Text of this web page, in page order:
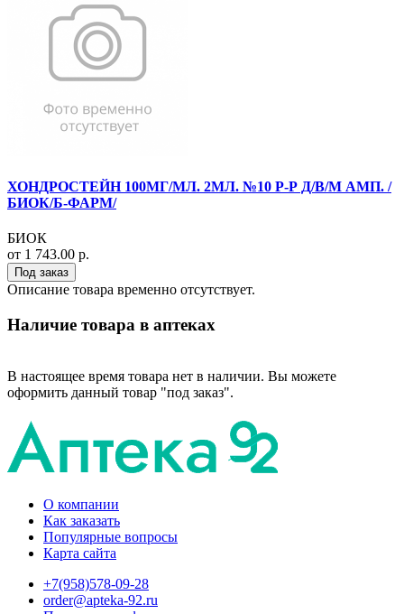
ХОНДРОСТЕЙН 100МГ/МЛ. 2МЛ. №10 Р-Р Д/В/М АМП. /
БИОК/Б-ФАРМ/
БИОК
от 1 743.00 р.
Под заказ
Описание товара временно отсутствует.
Наличие товара в аптеках
В настоящее время товара нет в наличии. Вы можете
оформить данный товар "под заказ".
О компании
Как заказать
Популярные вопросы
Карта сайта
+7(958)578-09-28
order@apteka-92.ru